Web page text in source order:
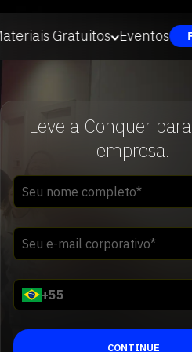
Gratuitos Eventos
Leve a Conquer
empresa.
+55
CONTINUE